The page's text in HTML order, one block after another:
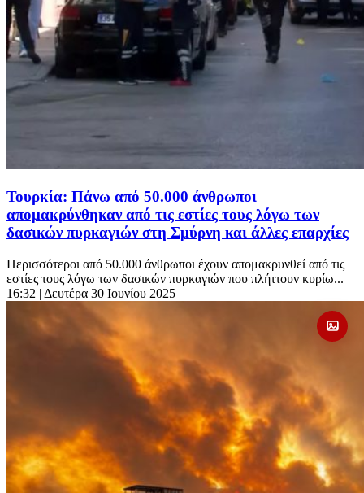
Τουρκία: Πάνω από 50.000 άνθρωποι
απομακρύνθηκαν από τις εστίες τους λόγω των
δασικών πυρκαγιών στη Σμύρνη και άλλες επαρχίες
Περισσότεροι από 50.000 άνθρωποι έχουν απομακρυνθεί από τις
εστίες τους λόγω των δασικών πυρκαγιών που πλήττουν κυρίω...
16:32 | Δευτέρα 30 Ιουνίου 2025